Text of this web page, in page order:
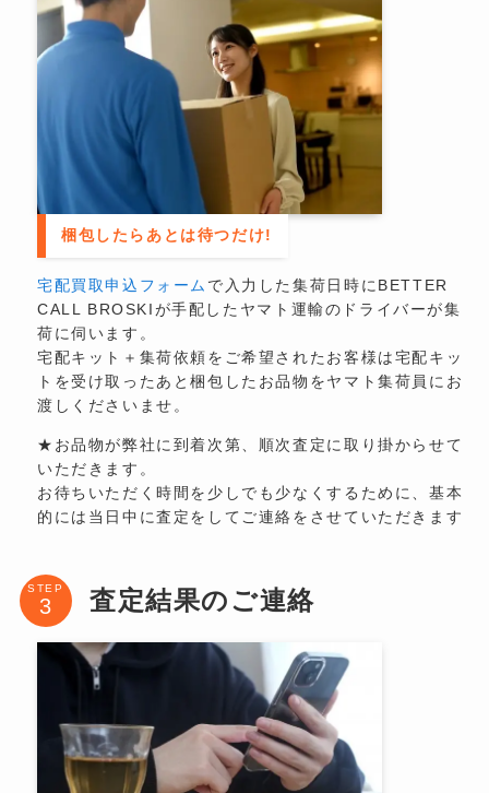
梱包したらあとは待つだけ!
宅配買取申込フォーム で入力した集荷日時にBETTER
CALL BROSKIが手配したヤマト運輸のドライバーが集
荷に伺います。
宅配キット＋集荷依頼をご希望されたお客様は宅配キッ
トを受け取ったあと梱包したお品物をヤマト集荷員にお
渡しくださいませ。
★お品物が弊社に到着次第、順次査定に取り掛からせて
いただきます。
お待ちいただく時間を少しでも少なくするために、基本
的には当日中に査定をしてご連絡をさせていただきます
STEP 査定結果のご連絡